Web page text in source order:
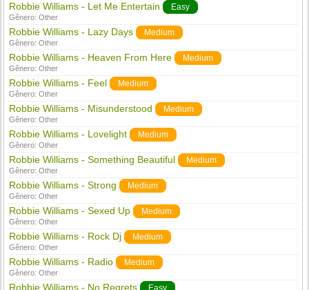
Robbie Williams - Let Me Entertain Easy
Gênero:Other
Robbie Williams - Lazy Days Medium
Gênero:Other
Robbie Williams - Heaven From Here Medium
Gênero:Other
Robbie Williams - Feel Medium
Gênero:Other
Robbie Williams - Misunderstood Medium
Gênero:Other
Robbie Williams - Lovelight Medium
Gênero:Other
Robbie Williams - Something Beautiful Medium
Gênero:Other
Robbie Williams - Strong Medium
Gênero:Other
Robbie Williams - Sexed Up Medium
Gênero:Other
Robbie Williams - Rock Dj Medium
Gênero:Other
Robbie Williams - Radio Medium
Gênero:Other
Robbie Williams - No Regrets